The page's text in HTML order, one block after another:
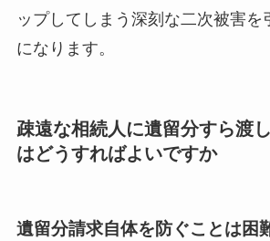
ップしてしまう深刻な二次被害を
になります。
疎遠な相続人に遺留分すら渡
はどうすればよいですか
遺留分請求自体を防ぐことは困